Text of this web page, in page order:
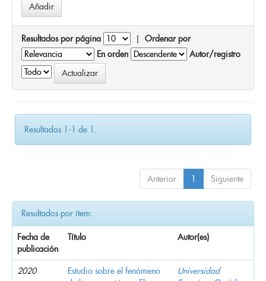
Resultados por página | Ordenar por
En orden
Autor/registro
Resultados 1-1 de 1.
Anterior 1 Siguiente
Resultados por ítem:
Fecha de
publicación
Título Autor(es)
2020
Estudio sobre el fenómeno
Universidad